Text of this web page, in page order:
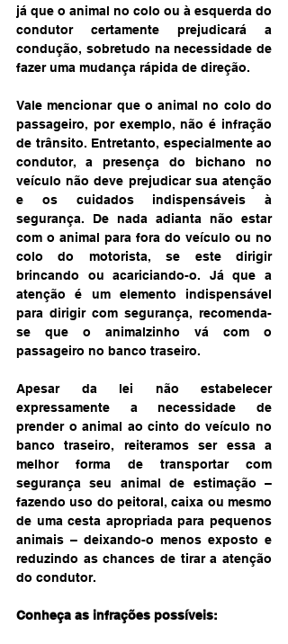
já que o animal no colo ou à esquerda do
condutor certamente prejudicará a
condução, sobretudo na necessidade de
fazer uma mudança rápida de direção.
Vale mencionar que o animal no colo do
passageiro, por exemplo, não é infração
de trânsito. Entretanto, especialmente ao
condutor, a presença do bichano no
veículo não deve prejudicar sua atenção
e os cuidados indispensáveis à
segurança. De nada adianta não estar
com o animal para fora do veículo ou no
colo do motorista, se este dirigir
brincando ou acariciando-o. Já que a
atenção é um elemento indispensável
para dirigir com segurança, recomenda-
se que o animalzinho vá com o
passageiro no banco traseiro.
Apesar da lei não estabelecer
expressamente a necessidade de
prender o animal ao cinto do veículo no
banco traseiro, reiteramos ser essa a
melhor forma de transportar com
segurança seu animal de estimação –
fazendo uso do peitoral, caixa ou mesmo
de uma cesta apropriada para pequenos
animais – deixando-o menos exposto e
reduzindo as chances de tirar a atenção
do condutor.
Conheça as infrações possíveis: